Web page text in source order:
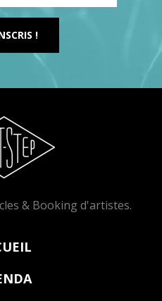
& Booking d'artistes.